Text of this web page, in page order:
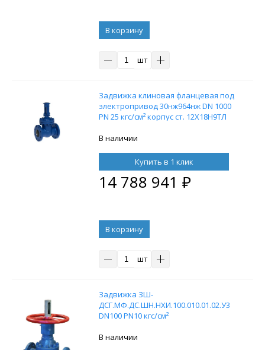
В корзину
шт
Задвижка клиновая фланцевая под
электропривод 30нж964нж DN 1000
PN 25 кгс/см² корпус ст. 12Х18Н9ТЛ
В наличии
Купить в 1 клик
14 788 941 ₽
В корзину
шт
Задвижка ЗШ-
ДСГ.МФ.ДС.ШН.НХИ.100.010.01.02.У3
DN100 PN10 кгс/см²
В наличии